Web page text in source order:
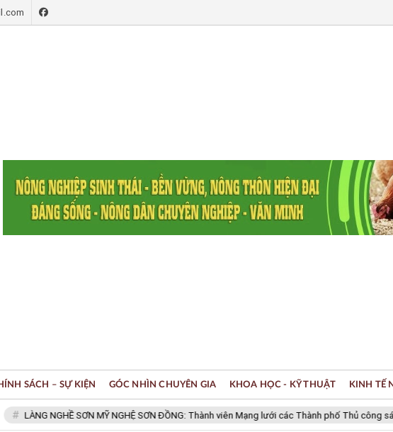
NGHỀ SƠN MỸ NGHỆ SƠN ĐỒNG: Thành viên Mạng lưới các Thành phố Thủ công sáng tạo
SÁCH – SỰ KIỆN GÓC NHÌN CHUYÊN GIA KHOA HỌC - KỸ THUẬT KINH TẾ